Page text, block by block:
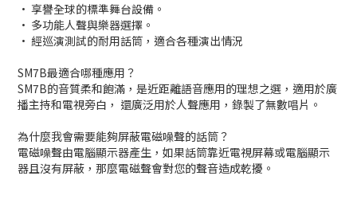
• 享譽全球的標準舞台設備。
• 多功能人聲與樂器選擇。
• 經巡演測試的耐用話筒，適合各種演出情況
SM7B最適合哪種應用？
SM7B的音質柔和飽滿，是近距離語音應用的理想之選，適用於廣
播主持和電視旁白， 還廣泛用於人聲應用，錄製了無數唱片。
為什麼我會需要能夠屏蔽電磁噪聲的話筒？
電磁噪聲由電腦顯示器產生，如果話筒靠近電視屏幕或電腦顯示
器且沒有屏蔽，那麼電磁聲會對您的聲音造成乾擾。